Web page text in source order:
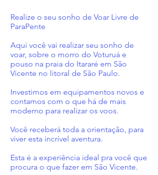
Realize o seu sonho de Voar Livre de
ParaPente
Aqui você vai realizar seu sonho de
voar, sobre o morro do Voturuá e
pouso na praia do Itararé em São
Vicente no litoral de São Paulo.
Investimos em equipamentos novos e
contamos com o que há de mais
moderno para realizar os voos.
Você receberá toda a orientação, para
viver esta incrível aventura.
Esta é a experiência ideal pra você que
procura o que fazer em São Vicente.